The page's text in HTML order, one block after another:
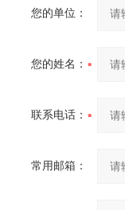
您的单位：
您的姓名：
联系电话：
常用邮箱：